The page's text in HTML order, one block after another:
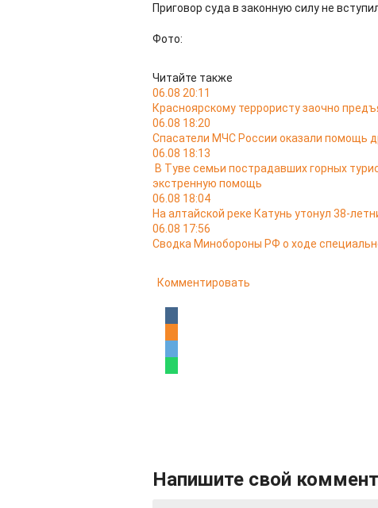
Приговор суда в законную силу не
Фото:
Читайте также
06.08 20:11
Красноярскому террористу заочно
06.08 18:20
Спасатели МЧС России оказали помощь
06.08 18:13
В Туве семьи пострадавших горных
экстренную помощь
06.08 18:04
На алтайской реке Катунь утонул 38-
06.08 17:56
Сводка Минобороны РФ о ходе
Комментировать
Напишите свой